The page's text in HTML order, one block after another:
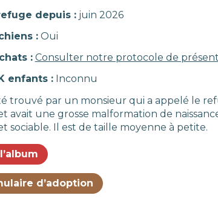
depuis :juin 2026
:Oui
: Consulter notre protocole de
enfants :Inconnu
trouvé par un monsieur qui a appelé le
avait une grosse malformation de
sociable. Il est de taille moyenne à petite.
d’adoption